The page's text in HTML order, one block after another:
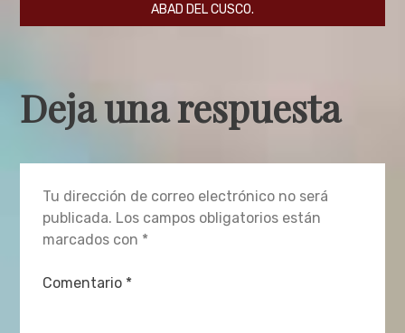
ABAD DEL CUSCO.
Deja una respuesta
Tu dirección de correo electrónico no será
publicada. Los campos obligatorios están
marcados con *
Comentario *